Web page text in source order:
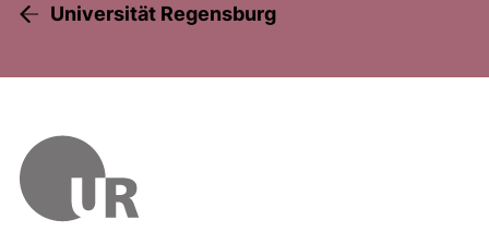
Universität Regensburg